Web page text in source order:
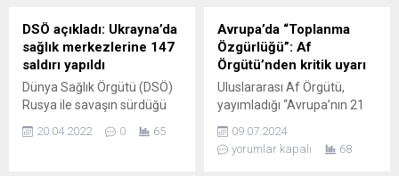
kurumunun 7. Bölgesel
Forumu’nun açılışında
konuştu. “Dünyadaki en
derin dengesizliklerden biri
olan ve daha da...
B.’nin kara kutusu olduğu, bu
nedenle saldırının bir infaz
eylemi olabileceği belirtiliyor.
Amsterdam Belediye
Başkanı Femke Halsema
usta...
DSÖ açıkladı: Ukrayna’da
sağlık merkezlerine 147
saldırı yapıldı
Dünya Sağlık Örgütü (DSÖ)
Rusya ile savaşın sürdüğü
merkezlerine şimdiye kadar
20.04.2022 0 65
Avrupa’da “Toplanma
Özgürlüğü”: Af
Örgütü’nden kritik uyarı
Uluslararası Af Örgütü,
yayımladığı “Avrupa’nın 21
Durumu” başlıklı raporunda,
bu ülkelerde toplanma ve
09.07.2024
yorumlar kapalı
68